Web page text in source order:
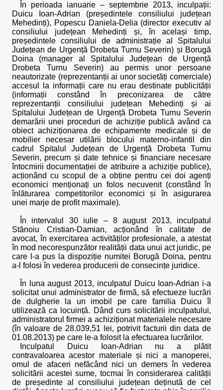
În perioada ianuarie – septembrie 2013, inculpații:
Duicu Ioan-Adrian (președintele consiliului județean
Mehedinți), Popescu Daniela-Delia (director executiv al
consiliului județean Mehedinți și, în același timp,
președintele consiliului de administrație al Spitalului
Județean de Urgență Drobeta Turnu Severin) și Borugă
Doina (manager al Spitalului Județean de Urgență
Drobeta Turnu Severin) au permis unor persoane
neautorizate (reprezentanții ai unor societăți comerciale)
accesul la informații care nu erau destinate publicității
(informații constând în preconizarea de către
reprezentanții consiliului județean Mehedinți și ai
Spitalului Județean de Urgență Drobeta Turnu Severin
demarării unei proceduri de achiziție publică având ca
obiect achiziționarea de echipamente medicale și de
mobilier necesar utilării blocului materno-infantil din
cadrul Spitalul Județean de Urgență Drobeta Turnu
Severin, precum și date tehnice și financiare necesare
întocmirii documentației de atribuire a achiziție publice),
acționând cu scopul de a obține pentru cei doi agenți
economici menționați un folos necuvenit (constând în
înlăturarea competitorilor economici și în asigurarea
unei marje de profit maximale).
În intervalul 30 iulie – 8 august 2013, inculpatul
Stănoiu Cristian-Damian, acționând în calitate de
avocat, în exercitarea activităților profesionale, a atestat
în mod necorespunzător realității data unui act juridic, pe
care l-a pus la dispoziție numitei Borugă Doina, pentru
a-l folosi în vederea producerii de consecințe juridice.
În luna august 2013, inculpatul Duicu Ioan-Adrian i-a
solicitat unui administrator de firmă, să efectueze lucrări
de dulgherie la un imobil pe care familia Duicu îl
utilizează ca locuință. Dând curs solicitării inculpatului,
administratorul firmei a achiziționat materialele necesare
(în valoare de 28.039,51 lei, potrivit facturii din data de
01.08.2013) pe care le-a folosit la efectuarea lucrărilor.
Inculpatul Duicu Ioan-Adrian nu a plătit
contravaloarea acestor materiale și nici a manoperei,
omul de afaceri nefăcând nici un demers în vederea
solicitării acestei sume, tocmai în considerarea calității
de președinte al consiliului județean deținută de cel